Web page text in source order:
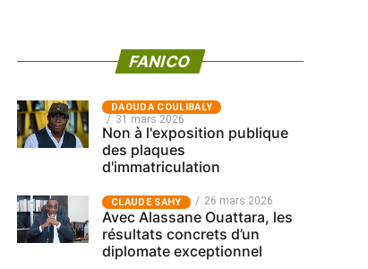
FANICO
‎DAOUDA COULIBALY
31 mars 2026
Non à l'exposition publique
des plaques
d'immatriculation
CLAUDE SAHY 26 mars 2026
Avec Alassane Ouattara, les
résultats concrets d’un
diplomate exceptionnel